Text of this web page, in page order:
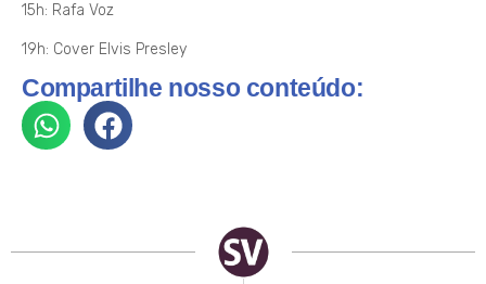
15h: Rafa Voz
19h: Cover Elvis Presley
Compartilhe nosso conteúdo: